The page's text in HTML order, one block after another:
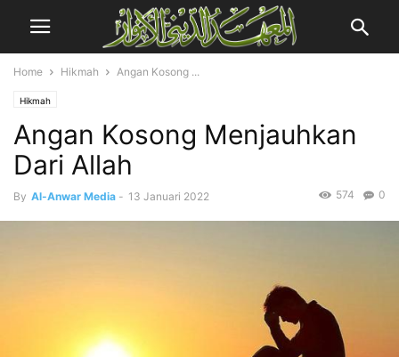
Home Hikmah Angan Kosong ...
Hikmah
Angan Kosong Menjauhkan
Dari Allah
By Al-Anwar Media - 13 Januari 2022 0
574